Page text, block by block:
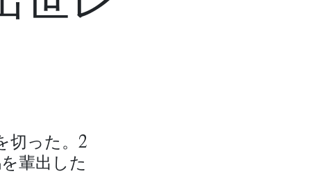
切った。2
輩出した